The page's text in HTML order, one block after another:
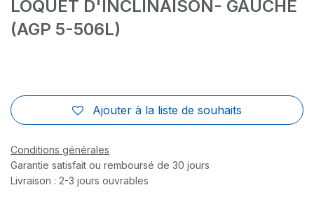
LOQUET D'INCLINAISON- GAUCHE
(AGP 5-506L)
Ajouter à la liste de souhaits
Conditions générales
Garantie satisfait ou remboursé de 30 jours
Livraison : 2-3 jours ouvrables